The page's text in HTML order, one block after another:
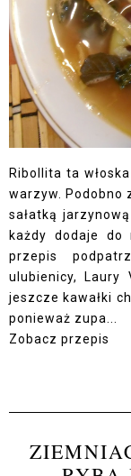
Ribollita ta
warzyw. Podobno
sałatką
każdy dodaje do
przepis
ulubienicy, Laury
jeszcze kawałki
ponieważ zupa...
Zobacz przepis